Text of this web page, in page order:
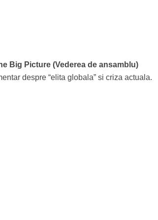
Big Picture (Vederea de ansamblu)
despre “elita globala” si criza actuala.